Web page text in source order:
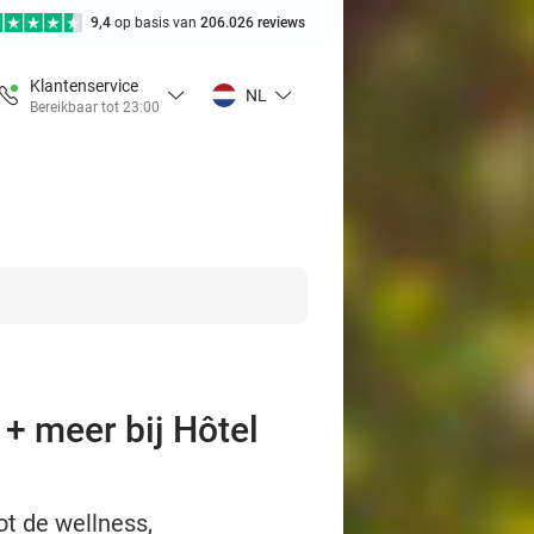
9,4 op basis van 206.026 reviews
Klantenservice
Bereikbaar tot 23:00
NL
meer bij Hôtel
de wellness,